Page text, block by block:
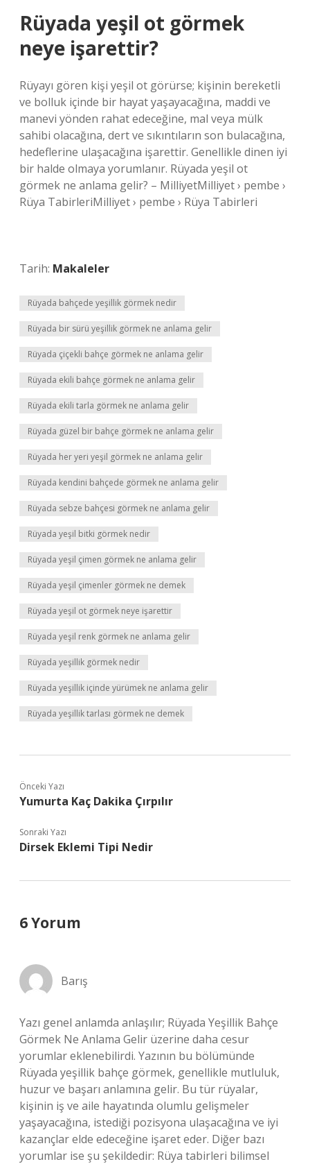
Rüyada yeşil ot görmek
neye işarettir?
Rüyayı gören kişi yeşil ot görürse; kişinin bereketli
ve bolluk içinde bir hayat yaşayacağına, maddi ve
manevi yönden rahat edeceğine, mal veya mülk
sahibi olacağına, dert ve sıkıntıların son bulacağına,
hedeflerine ulaşacağına işarettir. Genellikle dinen iyi
bir halde olmaya yorumlanır. Rüyada yeşil ot
görmek ne anlama gelir? – MilliyetMilliyet › pembe ›
Rüya TabirleriMilliyet › pembe › Rüya Tabirleri
Tarih: Makaleler
Rüyada bahçede yeşillik görmek nedir
Rüyada bir sürü yeşillik görmek ne anlama gelir
Rüyada çiçekli bahçe görmek ne anlama gelir
Rüyada ekili bahçe görmek ne anlama gelir
Rüyada ekili tarla görmek ne anlama gelir
Rüyada güzel bir bahçe görmek ne anlama gelir
Rüyada her yeri yeşil görmek ne anlama gelir
Rüyada kendini bahçede görmek ne anlama gelir
Rüyada sebze bahçesi görmek ne anlama gelir
Rüyada yeşil bitki görmek nedir
Rüyada yeşil çimen görmek ne anlama gelir
Rüyada yeşil çimenler görmek ne demek
Rüyada yeşil ot görmek neye işarettir
Rüyada yeşil renk görmek ne anlama gelir
Rüyada yeşillik görmek nedir
Rüyada yeşillik içinde yürümek ne anlama gelir
Rüyada yeşillik tarlası görmek ne demek
Önceki Yazı
Yumurta Kaç Dakika Çırpılır
Sonraki Yazı
Dirsek Eklemi Tipi Nedir
6 Yorum
Barış
Yazı genel anlamda anlaşılır; Rüyada Yeşillik Bahçe
Görmek Ne Anlama Gelir üzerine daha cesur
yorumlar eklenebilirdi. Yazının bu bölümünde
Rüyada yeşillik bahçe görmek, genellikle mutluluk,
huzur ve başarı anlamına gelir. Bu tür rüyalar,
kişinin iş ve aile hayatında olumlu gelişmeler
yaşayacağına, istediği pozisyona ulaşacağına ve iyi
kazançlar elde edeceğine işaret eder. Diğer bazı
yorumlar ise şu şekildedir: Rüya tabirleri bilimsel